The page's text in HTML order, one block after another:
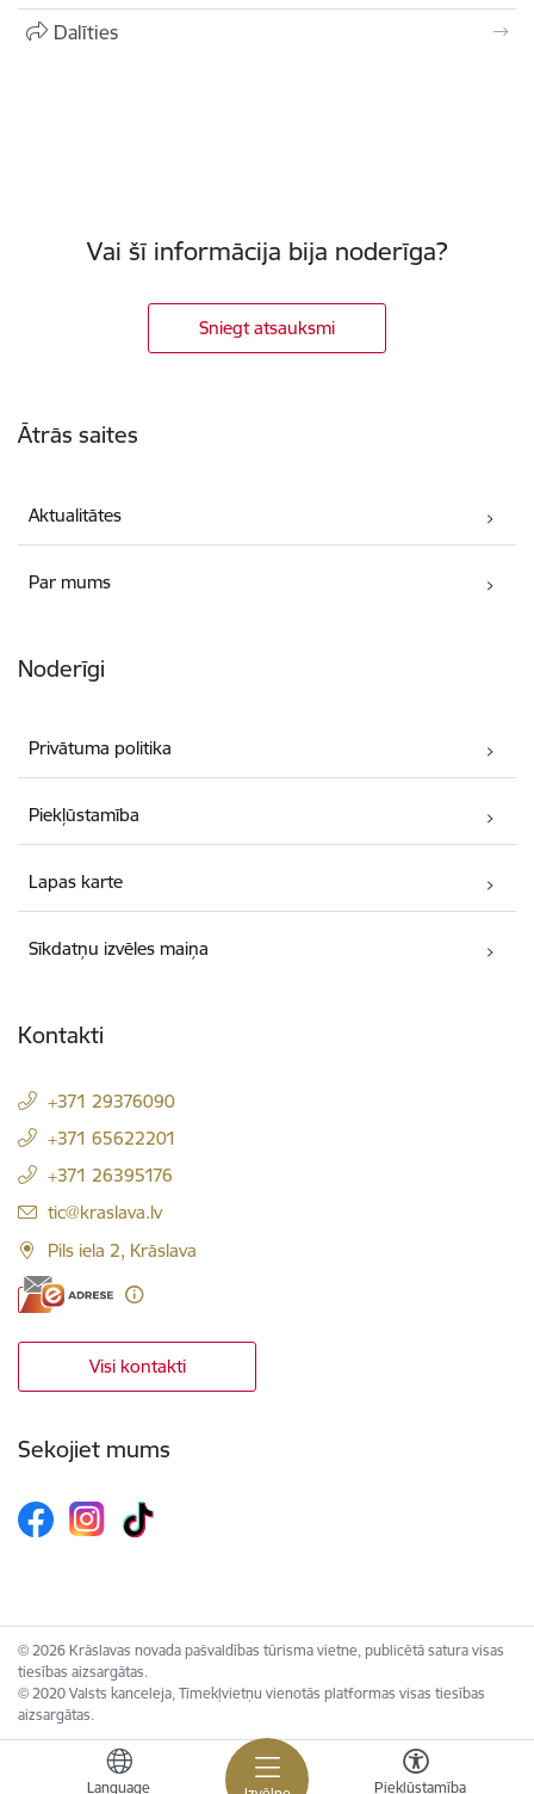
Language Piekļūstamība
Dalīties
Vai šī informācija bija noderīga?
Sniegt atsauksmi
Ātrās saites
Aktualitātes
Par mums
Noderīgi
Privātuma politika
Piekļūstamība
Lapas karte
Sīkdatņu izvēles maiņa
Kontakti
+371 29376090
+371 65622201
+371 26395176
E-pasts:
tic@kraslava.lv
Pils iela 2, Krāslava
Visi kontakti
Sekojiet mums
© 2026 Krāslavas novada pašvaldības tūrisma vietne, publicētā satura visas
tiesības aizsargātas.
© 2020 Valsts kanceleja, Tīmekļvietņu vienotās platformas visas tiesības
aizsargātas.